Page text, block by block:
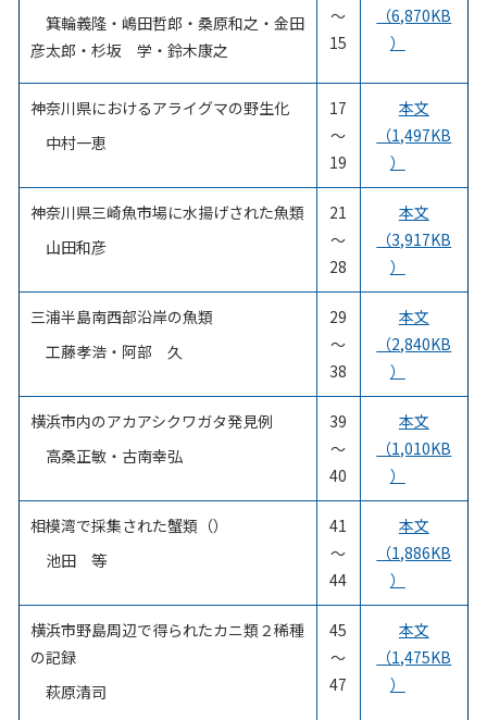
箕輪義隆・嶋田哲郎・桑原和之・金田
彦太郎・杉坂 学・鈴木康之
～
15
（6,870KB
）
神奈川県におけるアライグマの野生化
中村一恵
17
～
19
本文
（1,497KB
）
神奈川県三崎魚市場に水揚げされた魚類
山田和彦
21
～
28
本文
（3,917KB
）
三浦半島南西部沿岸の魚類
工藤孝浩・阿部 久
29
～
38
本文
（2,840KB
）
横浜市内のアカアシクワガタ発見例
高桑正敏・古南幸弘
39
～
40
本文
（1,010KB
）
相模湾で採集された蟹類（）
池田 等
41
～
44
本文
（1,886KB
）
横浜市野島周辺で得られたカニ類２稀種
の記録
萩原清司
45
～
47
本文
（1,475KB
）